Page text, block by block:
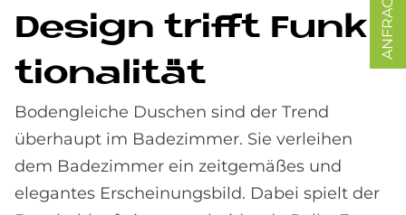
De­sign trif­ft Funk­
tio­na­li­tät
Bodengleiche Duschen sind der Trend
überhaupt im Badezimmer. Sie verleihen
dem Badezimmer ein zeitgemäßes und
elegantes Erscheinungsbild. Dabei spielt der
ANFRAGE